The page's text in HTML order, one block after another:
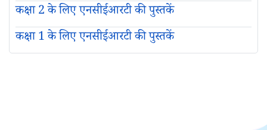
कक्षा 2 के लिए एनसीईआरटी की पुस्तकें
कक्षा 1 के लिए एनसीईआरटी की पुस्तकें